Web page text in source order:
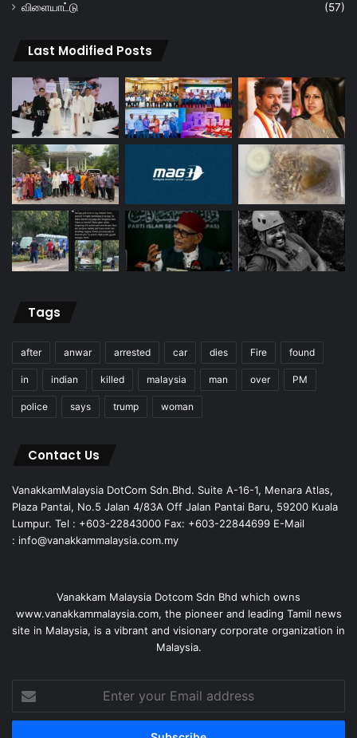
விளையாட்டு
(57)
Last Modified Posts
Tags
after anwar arrested car dies Fire found
in indian killed malaysia man over PM
police says trump woman
Contact Us
VanakkamMalaysia DotCom Sdn.Bhd. Suite A-16-1, Menara Atlas,
Plaza Pantai, No.5 Jalan 4/83A Off Jalan Pantai Baru, 59200 Kuala
Lumpur. Tel : +603-22843000 Fax: +603-22844699 E-Mail
: info@vanakkammalaysia.com.my
Vanakkam Malaysia Dotcom Sdn Bhd which owns
www.vanakkammalaysia.com, the pioneer and leading Tamil news
site in Malaysia, is a vibrant and visionary corporate organization in
Malaysia.
your
Email